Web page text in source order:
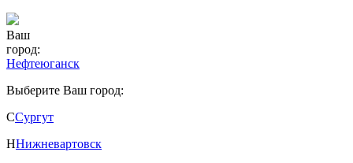
Ваш
город:
Нефтеюганск
Выберите Ваш город:
ССургут
ННижневартовск